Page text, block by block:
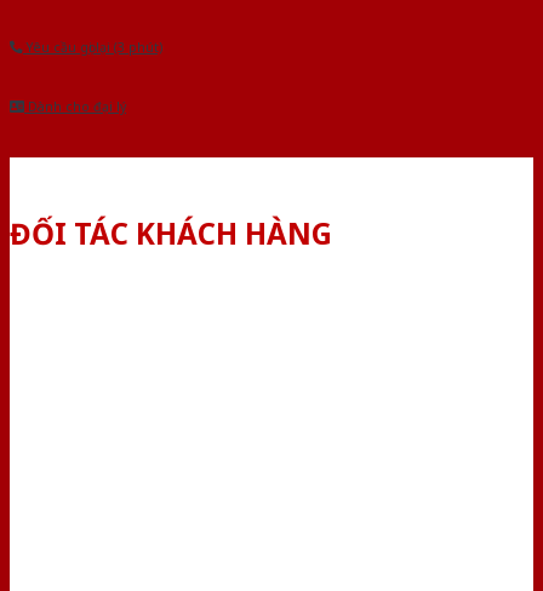
Yêu cầu gọi lại (3 phút)
Dành cho đại lý
ĐỐI TÁC KHÁCH HÀNG